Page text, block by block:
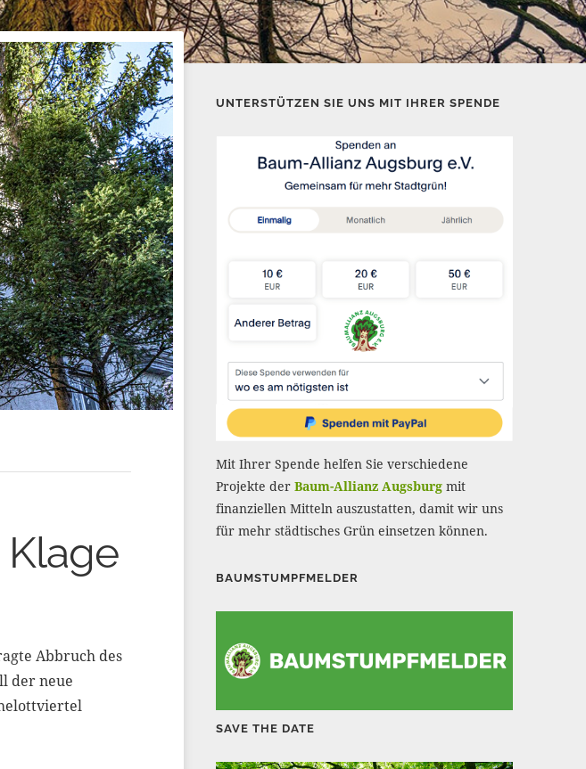
Abbruch des
der neue
UNTERSTÜTZEN SIE UNS MIT IHRER SPENDE
Mit Ihrer Spende helfen Sie verschiedene
Projekte derBaum-Allianz Augsburg mit
finanziellen Mitteln auszustatten, damit wir uns
für mehr städtisches Grün einsetzen können.
BAUMSTUMPFMELDER
SAVE THE DATE